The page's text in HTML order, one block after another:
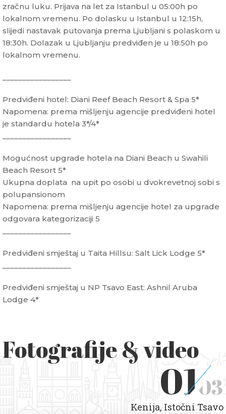
zračnu luku. Prijava na let za Istanbul u 05:00h po
lokalnom vremenu. Po dolasku u Istanbul u 12:15h,
slijedi nastavak putovanja prema Ljubljani s polaskom u
18:30h. Dolazak u Ljubljanju predviđen je u 18:50h po
lokalnom vremenu.
Predviđeni hotel: Diani Reef Beach Resort & Spa 5*
Napomena: prema mišljenju agencije predviđeni hotel
je standardu hotela 3*/4*
Mogućnost upgrade hotela na Diani Beach u Swahili
Beach Resort 5*
Ukupna doplata na upit po osobi u dvokrevetnoj sobi s
polupansionom
Napomena: prema mišljenju agencije hotel za upgrade
odgovara kategorizaciji 5
Predviđeni smještaj u Taita Hillsu: Salt Lick Lodge 5*
Predviđeni smještaj u NP Tsavo East: Ashnil Aruba
Lodge 4*
Fotografije & video
0103
Kenija, Istočni Tsavo